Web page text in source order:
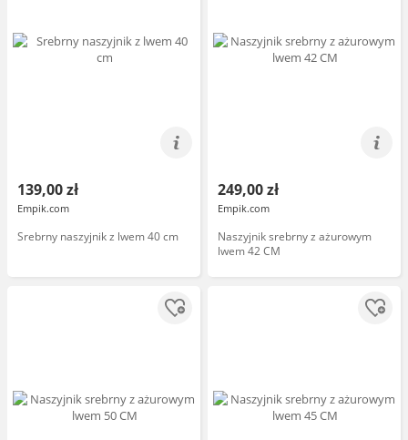
139,00 zł
Empik.com
Srebrny naszyjnik z lwem 40 cm
249,00 zł
Empik.com
Naszyjnik srebrny z ażurowym
lwem 42 CM